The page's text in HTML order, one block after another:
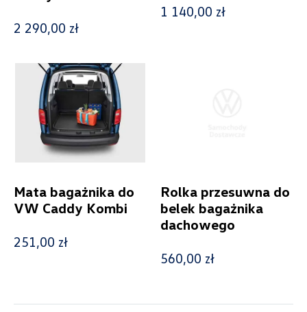
2 290,00 zł
1 140,00 zł
Mata bagażnika do
VW Caddy Kombi
251,00 zł
Rolka przesuwna do
belek bagażnika
dachowego
560,00 zł
Wybierz dealera obsługującego
Twoje zapytanie
Wpisz lokalizację
Alexas Car Service
+48 632 208 925